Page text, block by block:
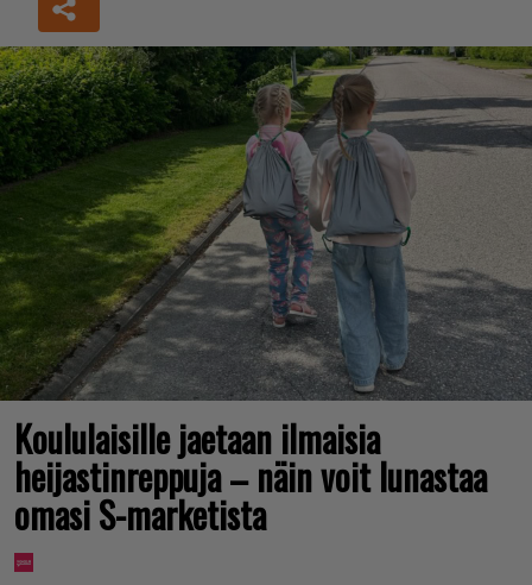
Koululaisille jaetaan ilmaisia
heijastinreppuja – näin voit lunastaa
omasi S-marketista